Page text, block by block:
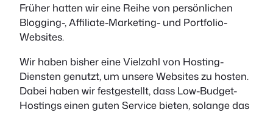
Früher hatten wir eine Reihe von persönlichen
Blogging-, Affiliate-Marketing- und Portfolio-
Websites.
Wir haben bisher eine Vielzahl von Hosting-
Diensten genutzt, um unsere Websites zu hosten.
Dabei haben wir festgestellt, dass Low-Budget-
Hostings einen guten Service bieten, solange das